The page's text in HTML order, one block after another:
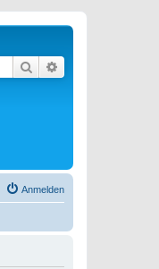
Suche
Anmelden